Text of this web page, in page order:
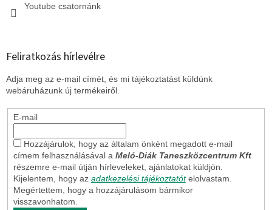
Youtube csatornánk
Feliratkozás hírlevélre
Adja meg az e-mail címét, és mi tájékoztatást küldünk
webáruházunk új termékeiről.
E-mail
Hozzájárulok, hogy az általam önként megadott e-mail
címem felhasználásával a Meló-Diák Taneszközcentrum Kft
részemre e-mail útján hírleveleket, ajánlatokat küldjön.
Kijelentem, hogy az adatkezelési tájékoztatót elolvastam.
Megértettem, hogy a hozzájárulásom bármikor
visszavonhatom.